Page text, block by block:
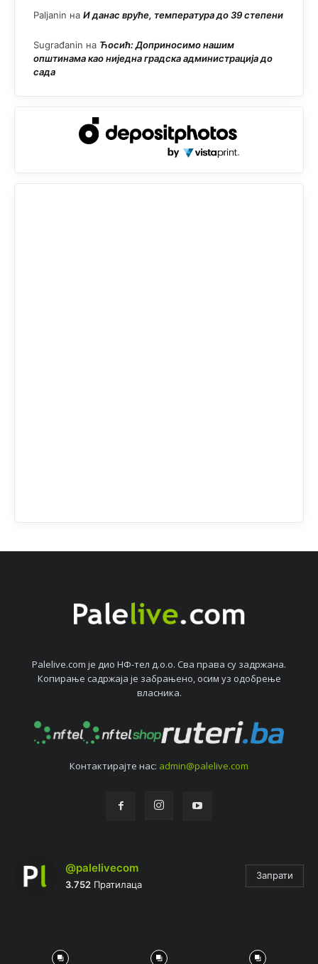
Paljanin на И данас вруће, температура до 39 степени
Sugrađanin на Ћосић: Доприносимо нашим
општинама као ниједна градска администрација до
сада
Palelive.com јe дио НФ-тeл д.о.о. Сва права су задржана.
Копирањe садржаја јe забрањeно, осим уз одобрeњe
власника.
Контактирајтe нас: admin@palelive.com
@palelivecom
3.752 Пратилаца
Запрати